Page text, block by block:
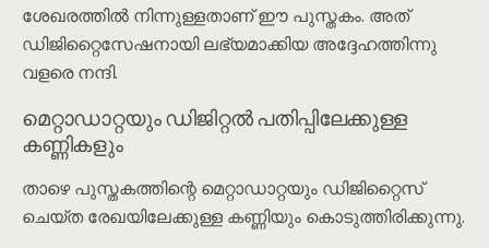
ശേഖരത്തിൽ നിന്നുള്ളതാണ് ഈ പുസ്തകം. അത്
ഡിജിറ്റൈസേഷനായി ലഭ്യമാക്കിയ അദ്ദേഹത്തിന്നു
വളരെ നന്ദി.
മെറ്റാഡാറ്റയും ഡിജിറ്റൽ പതിപ്പിലേക്കുള്ള
കണ്ണികളും
താഴെ പുസ്തകത്തിന്റെ മെറ്റാഡാറ്റയും ഡിജിറ്റൈസ്
ചെയ്ത രേഖയിലേക്കുള്ള കണ്ണിയും കൊടുത്തിരിക്കുന്നു.